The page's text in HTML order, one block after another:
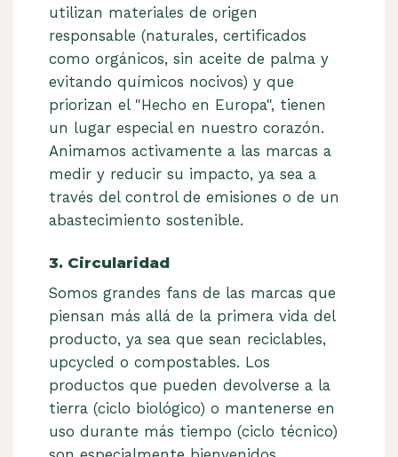
utilizan materiales de origen
responsable (naturales, certificados
como orgánicos, sin aceite de palma y
evitando químicos nocivos) y que
priorizan el "Hecho en Europa", tienen
un lugar especial en nuestro corazón.
Animamos activamente a las marcas a
medir y reducir su impacto, ya sea a
través del control de emisiones o de un
abastecimiento sostenible.
3. Circularidad
Somos grandes fans de las marcas que
piensan más allá de la primera vida del
producto, ya sea que sean reciclables,
upcycled o compostables. Los
productos que pueden devolverse a la
tierra (ciclo biológico) o mantenerse en
uso durante más tiempo (ciclo técnico)